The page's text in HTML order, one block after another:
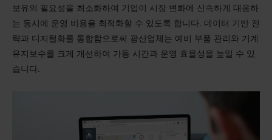
보유의 필요성을 최소화하여 기업이 시장 변화에 신속하게 대응하
는 동시에 운영 비용을 최적화할 수 있도록 합니다. 데이터 기반 전
략과 디지털화를 통합함으로써 광산업체는 예비 부품 관리와 기계
유지보수를 크게 개선하여 가동 시간과 운영 효율성을 높일 수 있
습니다.